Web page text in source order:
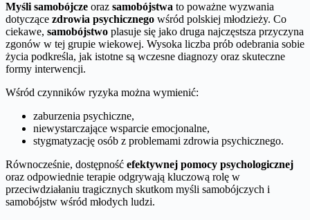
Myśli samobójcze oraz samobójstwa to poważne wyzwania
dotyczące zdrowia psychicznego wśród polskiej młodzieży. Co
ciekawe, samobójstwo plasuje się jako druga najczęstsza przyczyna
zgonów w tej grupie wiekowej. Wysoka liczba prób odebrania sobie
życia podkreśla, jak istotne są wczesne diagnozy oraz skuteczne
formy interwencji.
Wśród czynników ryzyka można wymienić:
zaburzenia psychiczne,
niewystarczające wsparcie emocjonalne,
stygmatyzację osób z problemami zdrowia psychicznego.
Równocześnie, dostępność efektywnej pomocy psychologicznej
oraz odpowiednie terapie odgrywają kluczową rolę w
przeciwdziałaniu tragicznych skutkom myśli samobójczych i
samobójstw wśród młodych ludzi.